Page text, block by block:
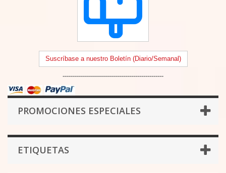
Suscríbase a nuestro Boletín (Diario/Semanal)
--------------------------------------------------
PROMOCIONES ESPECIALES
ETIQUETAS